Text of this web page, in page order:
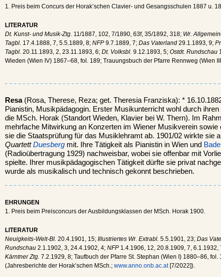
1. Preis beim Concurs der Horak’schen Clavier- und Gesangsschulen 1887 u.
LITERATUR
Dt. Kunst- und Musik-Ztg. 11/1887, 102, 7/1890, 63f, 35/1892, 318; Wr.
Tagbl. 17.4.1888, 7, 5.5.1889, 8; NFP 9.7.1889, 7; Das Vaterland 29.1.1893, 9;
Tagbl. 20.11.1893, 2, 23.11.1893, 6; Dt. Volksbl. 9.12.1893, 5; Ostdt. Rundschau
Wieden (Wien IV) 1867–68, fol. 189; Trauungsbuch der Pfarre Rennweg (Wien
Resa(Rosa, Therese, Reza; get. Theresia Franziska): *
Pianistin, Musikpädagogin. Erster Musikunterricht wohl durch
die MSch. Horak (Standort Wieden, Klavier bei W. Thern). Im
mehrfache Mitwirkung an Konzerten im Wiener Musikverein
sie die Staatsprüfung für das Musiklehramt ab. 1901/02 wirkte sie
QuartettDuesberg mit. Ihre Tätigkeit als Pianistin in Wien und
(Radioübertragung 1929) nachweisbar, wobei sie offenbar mit
spielte. Ihrer musikpädagogischen Tätigkeit dürfte sie privat
wurde als musikalisch und technisch gekonnt beschrieben.
EHRUNGEN
1. Preis beim Preisconcurs der Ausbildungsklassen der MSch. Horak 1900.
LITERATUR
Neuigkeits-Welt-Bl. 20.4.1901, 15; Illustriertes Wr. Extrabl. 5.5.1901, 23; Das
Rundschau 2.1.1902, 3, 24.4.1902, 4; NFP 1.4.1906, 12, 20.8.1909, 7, 6.1.1932,
Kärntner Ztg. 7.2.1929, 8; Taufbuch der Pfarre St. Stephan (Wien I) 1880–86,
(Jahresberichte der Horak’schen MSch.; www.anno.onb.ac.at[7/2022]).